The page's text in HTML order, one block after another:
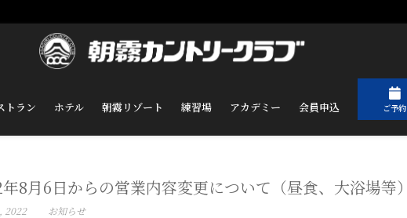
トラン ホテル 朝霧リゾート 練習場 アカデミー 会員申込 ご予約
8月6日からの営業内容変更について（昼食、大浴場等）
2022 お知らせ